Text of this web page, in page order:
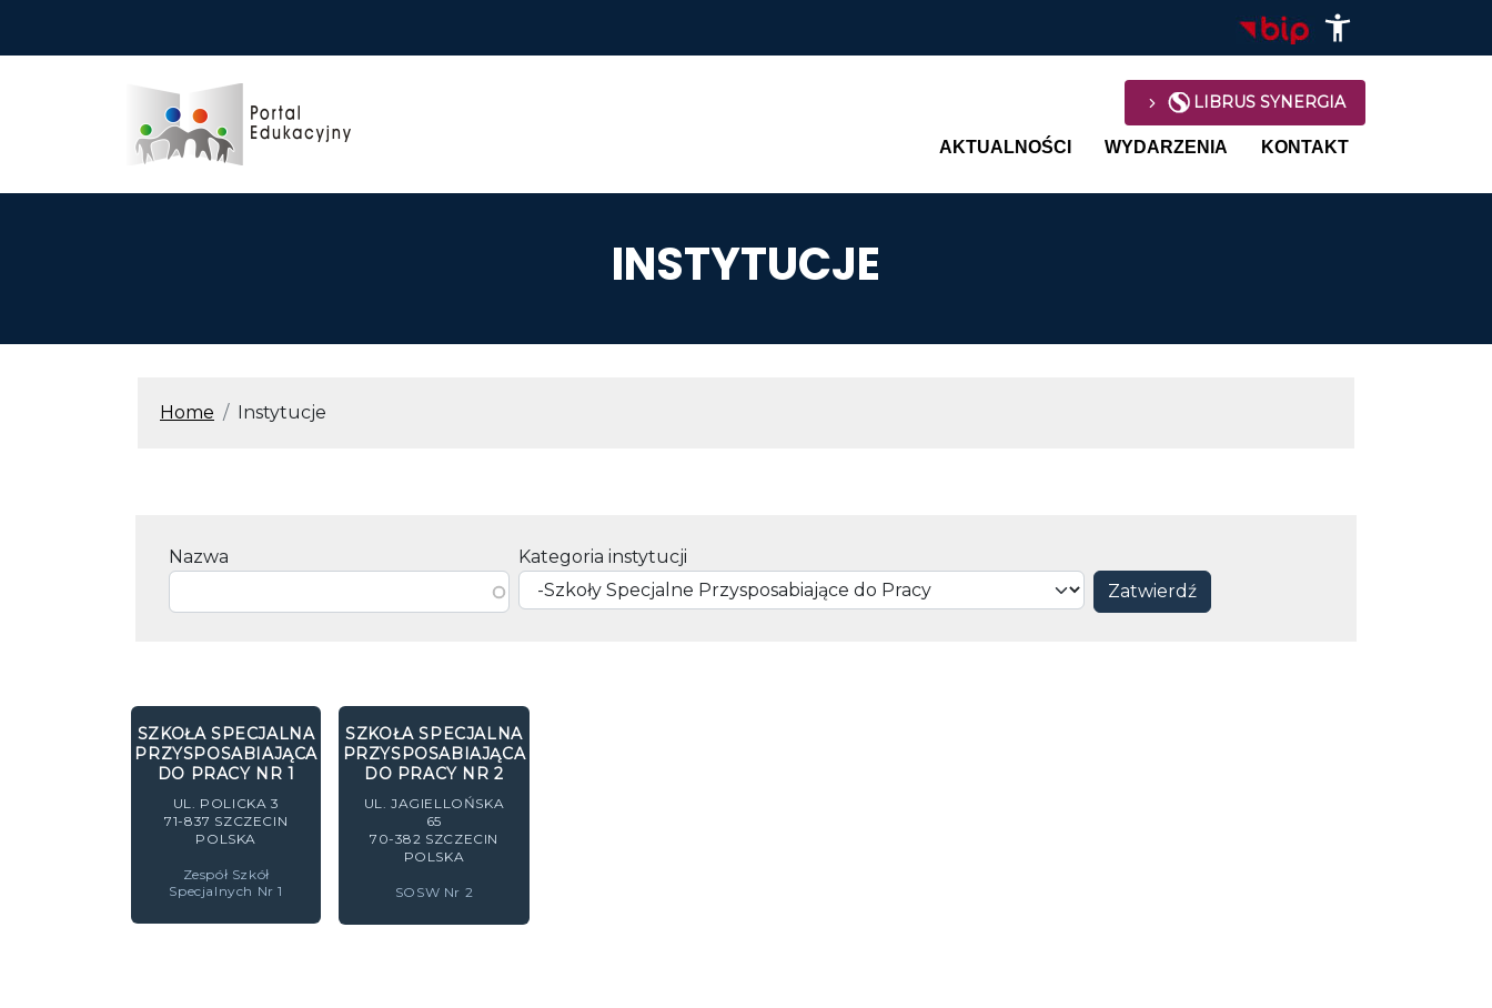
LIBRUS SYNERGIA
Main navigation
AKTUALNOŚCI WYDARZENIA KONTAKT
INSTYTUCJE
ŚCIEŻKA NAWIGACYJNA
Home Instytucje
Nazwa Kategoria instytucji
SZKOŁA SPECJALNA
PRZYSPOSABIAJĄCA
DO PRACY NR 1
UL. POLICKA 3
71-837 SZCZECIN
POLSKA
Zespół Szkół
Specjalnych Nr 1
SZKOŁA SPECJALNA
PRZYSPOSABIAJĄCA
DO PRACY NR 2
UL. JAGIELLOŃSKA
65
70-382 SZCZECIN
POLSKA
SOSW Nr 2